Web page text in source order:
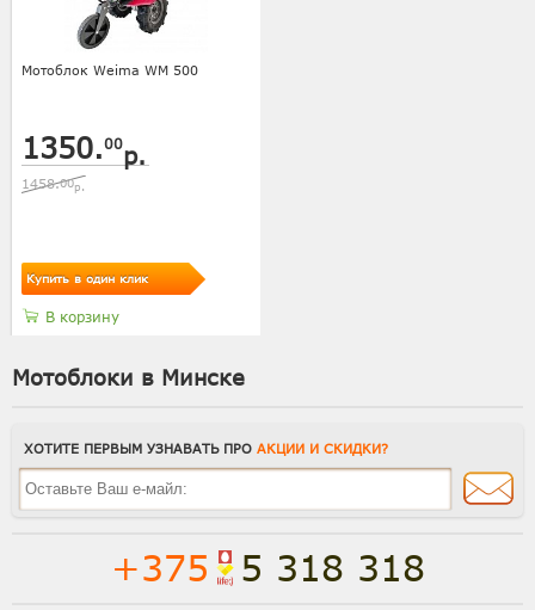
Мотоблок Weima WM 500
1350.00р.
1458.00р.
Купить в один клик
В корзину
Мотоблоки в Минске
ХОТИТЕ ПЕРВЫМ УЗНАВАТЬ ПРО АКЦИИ И СКИДКИ?
+375 5 318 318